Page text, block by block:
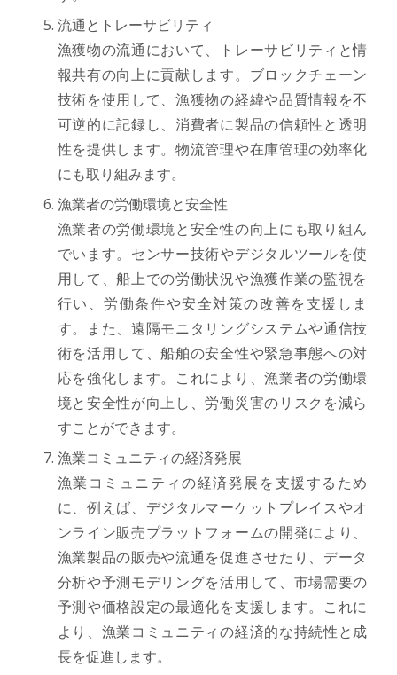
流通とトレーサビリティ
漁獲物の流通において、トレーサビリティと情
報共有の向上に貢献します。ブロックチェーン
技術を使用して、漁獲物の経緯や品質情報を不
可逆的に記録し、消費者に製品の信頼性と透明
性を提供します。物流管理や在庫管理の効率化
にも取り組みます。
漁業者の労働環境と安全性
漁業者の労働環境と安全性の向上にも取り組ん
でいます。センサー技術やデジタルツールを使
用して、船上での労働状況や漁獲作業の監視を
行い、労働条件や安全対策の改善を支援しま
す。また、遠隔モニタリングシステムや通信技
術を活用して、船舶の安全性や緊急事態への対
応を強化します。これにより、漁業者の労働環
境と安全性が向上し、労働災害のリスクを減ら
すことができます。
漁業コミュニティの経済発展
漁業コミュニティの経済発展を支援するため
に、例えば、デジタルマーケットプレイスやオ
ンライン販売プラットフォームの開発により、
漁業製品の販売や流通を促進させたり、データ
分析や予測モデリングを活用して、市場需要の
予測や価格設定の最適化を支援します。これに
より、漁業コミュニティの経済的な持続性と成
長を促進します。